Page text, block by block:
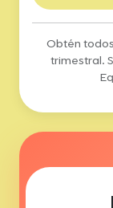
Obtén
trimestral.